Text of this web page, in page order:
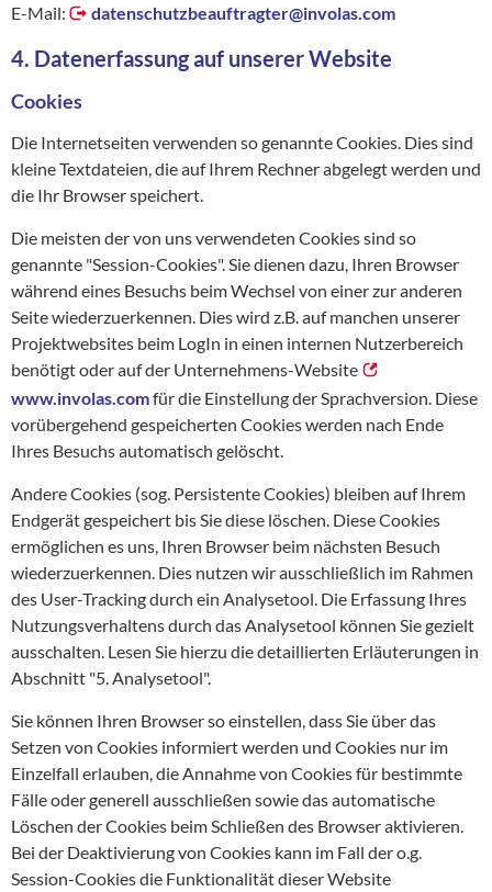
E-Mail:
datenschutzbeauftragter@involas.com
4. Datenerfassung auf unserer Website
Cookies
Die Internetseiten verwenden so genannte Cookies. Dies sind
kleine Textdateien, die auf Ihrem Rechner abgelegt werden und
die Ihr Browser speichert.
Die meisten der von uns verwendeten Cookies sind so
genannte "Session-Cookies". Sie dienen dazu, Ihren Browser
während eines Besuchs beim Wechsel von einer zur anderen
Seite wiederzuerkennen. Dies wird z.B. auf manchen unserer
Projektwebsites beim LogIn in einen internen Nutzerbereich
benötigt oder auf der Unternehmens-Website
www.involas.comfür die Einstellung der Sprachversion. Diese
vorübergehend gespeicherten Cookies werden nach Ende
Ihres Besuchs automatisch gelöscht.
Andere Cookies (sog. Persistente Cookies) bleiben auf Ihrem
Endgerät gespeichert bis Sie diese löschen. Diese Cookies
ermöglichen es uns, Ihren Browser beim nächsten Besuch
wiederzuerkennen. Dies nutzen wir ausschließlich im Rahmen
des User-Tracking durch ein Analysetool. Die Erfassung Ihres
Nutzungsverhaltens durch das Analysetool können Sie gezielt
ausschalten. Lesen Sie hierzu die detaillierten Erläuterungen in
Abschnitt "5. Analysetool".
Sie können Ihren Browser so einstellen, dass Sie über das
Setzen von Cookies informiert werden und Cookies nur im
Einzelfall erlauben, die Annahme von Cookies für bestimmte
Fälle oder generell ausschließen sowie das automatische
Löschen der Cookies beim Schließen des Browser aktivieren.
Bei der Deaktivierung von Cookies kann im Fall der o.g.
Session-Cookies die Funktionalität dieser Website